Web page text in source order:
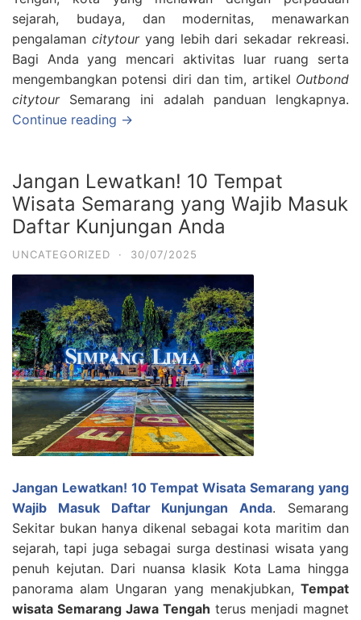
sejarah, budaya, dan modernitas, menawarkan
pengalaman citytouryang lebih dari sekadar rekreasi.
Bagi Anda yang mencari aktivitas luar ruang serta
mengembangkan potensi diri dan tim, artikel Outbond
citytourSemarang ini adalah panduan lengkapnya.
Continue reading →
Jangan Lewatkan! 10 Tempat
Wisata Semarang yang Wajib Masuk
Daftar Kunjungan Anda
UNCATEGORIZED · 30/07/2025
Jangan Lewatkan! 10 Tempat Wisata Semarang yang
Wajib Masuk Daftar Kunjungan Anda. Semarang
Sekitar bukan hanya dikenal sebagai kota maritim dan
sejarah, tapi juga sebagai surga destinasi wisata yang
penuh kejutan. Dari nuansa klasik Kota Lama hingga
panorama alam Ungaran yang menakjubkan, Tempat
wisata Semarang Jawa Tengah terus menjadi magnet